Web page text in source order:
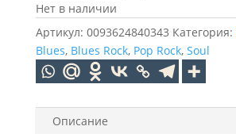
Нет в наличии
Артикул: 0093624840343 Категория:
Blues, Blues Rock, Pop Rock, Soul
Описание